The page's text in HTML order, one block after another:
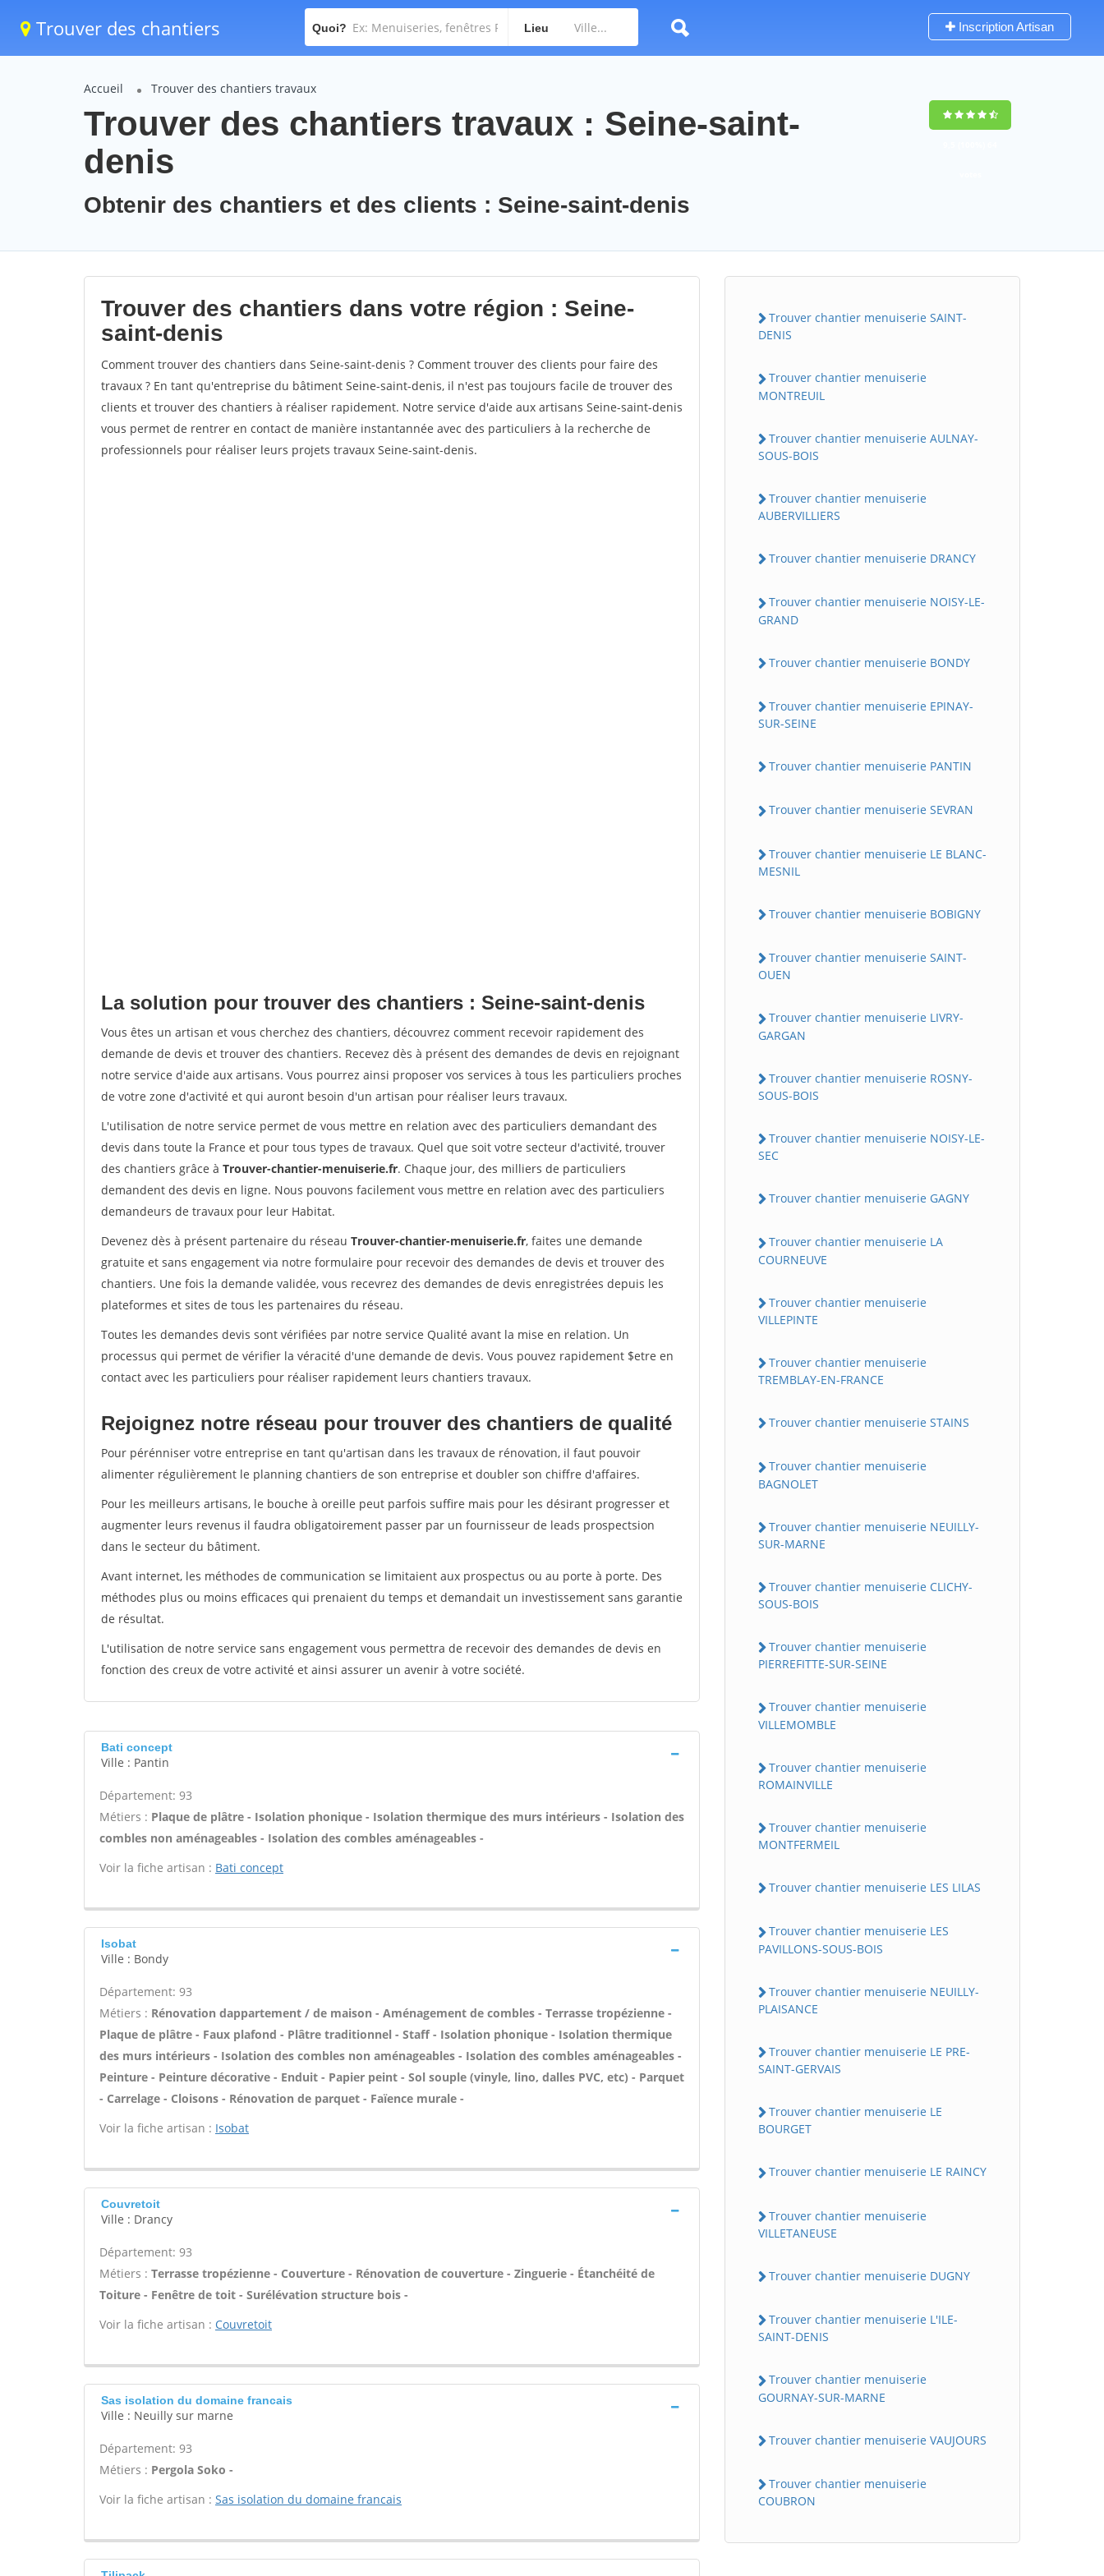
Trouver des chantiers Quoi? Lieu Inscription Artisan
Accueil Trouver des chantiers travaux
Trouver des chantiers travaux : Seine-saint-
denis
Obtenir des chantiers et des clients : Seine-saint-denis
Trouver des chantiers dans votre région : Seine-
saint-denis
Comment trouver des chantiers dans Seine-saint-denis ? Comment trouver des clients pour faire des
travaux ? En tant qu'entreprise du bâtiment Seine-saint-denis, il n'est pas toujours facile de trouver des
clients et trouver des chantiers à réaliser rapidement. Notre service d'aide aux artisans Seine-saint-denis
vous permet de rentrer en contact de manière instantannée avec des particuliers à la recherche de
professionnels pour réaliser leurs projets travaux Seine-saint-denis.
La solution pour trouver des chantiers : Seine-saint-denis
Vous êtes un artisan et vous cherchez des chantiers, découvrez comment recevoir rapidement des
demande de devis et trouver des chantiers. Recevez dès à présent des demandes de devis en rejoignant
notre service d'aide aux artisans. Vous pourrez ainsi proposer vos services à tous les particuliers proches
de votre zone d'activité et qui auront besoin d'un artisan pour réaliser leurs travaux.
L'utilisation de notre service permet de vous mettre en relation avec des particuliers demandant des
devis dans toute la France et pour tous types de travaux. Quel que soit votre secteur d'activité, trouver
des chantiers grâce à Trouver-chantier-menuiserie.fr. Chaque jour, des milliers de particuliers
demandent des devis en ligne. Nous pouvons facilement vous mettre en relation avec des particuliers
demandeurs de travaux pour leur Habitat.
Devenez dès à présent partenaire du réseau Trouver-chantier-menuiserie.fr, faites une demande
gratuite et sans engagement via notre formulaire pour recevoir des demandes de devis et trouver des
chantiers. Une fois la demande validée, vous recevrez des demandes de devis enregistrées depuis les
plateformes et sites de tous les partenaires du réseau.
Toutes les demandes devis sont vérifiées par notre service Qualité avant la mise en relation. Un
processus qui permet de vérifier la véracité d'une demande de devis. Vous pouvez rapidement $etre en
contact avec les particuliers pour réaliser rapidement leurs chantiers travaux.
Rejoignez notre réseau pour trouver des chantiers de qualité
Pour pérénniser votre entreprise en tant qu'artisan dans les travaux de rénovation, il faut pouvoir
alimenter régulièrement le planning chantiers de son entreprise et doubler son chiffre d'affaires.
Pour les meilleurs artisans, le bouche à oreille peut parfois suffire mais pour les désirant progresser et
augmenter leurs revenus il faudra obligatoirement passer par un fournisseur de leads prospectsion
dans le secteur du bâtiment.
Avant internet, les méthodes de communication se limitaient aux prospectus ou au porte à porte. Des
méthodes plus ou moins efficaces qui prenaient du temps et demandait un investissement sans garantie
de résultat.
L'utilisation de notre service sans engagement vous permettra de recevoir des demandes de devis en
fonction des creux de votre activité et ainsi assurer un avenir à votre société.
Bati concept
Ville : Pantin
Département: 93
Métiers : Plaque de plâtre - Isolation phonique - Isolation thermique des murs intérieurs - Isolation des
combles non aménageables - Isolation des combles aménageables -
Voir la fiche artisan : Bati concept
Isobat
Ville : Bondy
Département: 93
Métiers : Rénovation dappartement / de maison - Aménagement de combles - Terrasse tropézienne -
Plaque de plâtre - Faux plafond - Plâtre traditionnel - Staff - Isolation phonique - Isolation thermique
des murs intérieurs - Isolation des combles non aménageables - Isolation des combles aménageables -
Peinture - Peinture décorative - Enduit - Papier peint - Sol souple (vinyle, lino, dalles PVC, etc) - Parquet
- Carrelage - Cloisons - Rénovation de parquet - Faïence murale -
Voir la fiche artisan : Isobat
Couvretoit
Ville : Drancy
Département: 93
Métiers : Terrasse tropézienne - Couverture - Rénovation de couverture - Zinguerie - Étanchéité de
Toiture - Fenêtre de toit - Surélévation structure bois -
Voir la fiche artisan : Couvretoit
Sas isolation du domaine francais
Ville : Neuilly sur marne
Département: 93
Métiers : Pergola Soko -
Voir la fiche artisan : Sas isolation du domaine francais
Trouver chantier menuiserie SAINT-
DENIS
Trouver chantier menuiserie
MONTREUIL
Trouver chantier menuiserie AULNAY-
SOUS-BOIS
Trouver chantier menuiserie
AUBERVILLIERS
Trouver chantier menuiserie DRANCY
Trouver chantier menuiserie NOISY-LE-
GRAND
Trouver chantier menuiserie BONDY
Trouver chantier menuiserie EPINAY-
SUR-SEINE
Trouver chantier menuiserie PANTIN
Trouver chantier menuiserie SEVRAN
Trouver chantier menuiserie LE BLANC-
MESNIL
Trouver chantier menuiserie BOBIGNY
Trouver chantier menuiserie SAINT-
OUEN
Trouver chantier menuiserie LIVRY-
GARGAN
Trouver chantier menuiserie ROSNY-
SOUS-BOIS
Trouver chantier menuiserie NOISY-LE-
SEC
Trouver chantier menuiserie GAGNY
Trouver chantier menuiserie LA
COURNEUVE
Trouver chantier menuiserie
VILLEPINTE
Trouver chantier menuiserie
TREMBLAY-EN-FRANCE
Trouver chantier menuiserie STAINS
Trouver chantier menuiserie
BAGNOLET
Trouver chantier menuiserie NEUILLY-
SUR-MARNE
Trouver chantier menuiserie CLICHY-
SOUS-BOIS
Trouver chantier menuiserie
PIERREFITTE-SUR-SEINE
Trouver chantier menuiserie
VILLEMOMBLE
Trouver chantier menuiserie
ROMAINVILLE
Trouver chantier menuiserie
MONTFERMEIL
Trouver chantier menuiserie LES LILAS
Trouver chantier menuiserie LES
PAVILLONS-SOUS-BOIS
Trouver chantier menuiserie NEUILLY-
PLAISANCE
Trouver chantier menuiserie LE PRE-
SAINT-GERVAIS
Trouver chantier menuiserie LE
BOURGET
Trouver chantier menuiserie LE RAINCY
Trouver chantier menuiserie
VILLETANEUSE
Trouver chantier menuiserie DUGNY
Trouver chantier menuiserie L'ILE-
SAINT-DENIS
Trouver chantier menuiserie
GOURNAY-SUR-MARNE
Trouver chantier menuiserie VAUJOURS
Trouver chantier menuiserie
COUBRON